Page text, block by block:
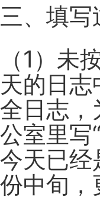
三、填
（1）未
天的日
全日志
公室里写
今天已
份中旬，